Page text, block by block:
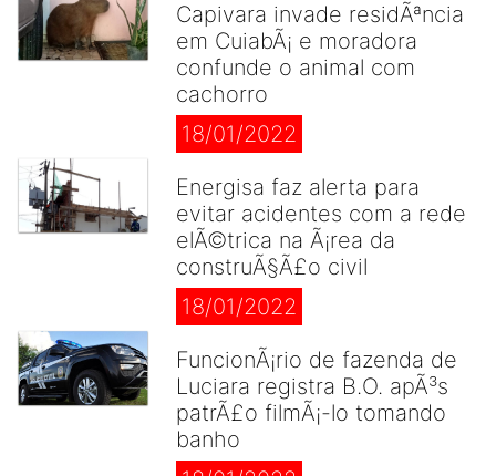
Capivara invade residÃªncia
em CuiabÃ¡ e moradora
confunde o animal com
cachorro
18/01/2022
Energisa faz alerta para
evitar acidentes com a rede
elÃ©trica na Ã¡rea da
construÃ§Ã£o civil
18/01/2022
FuncionÃ¡rio de fazenda de
Luciara registra B.O. apÃ³s
patrÃ£o filmÃ¡-lo tomando
banho